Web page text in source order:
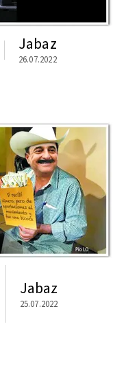
Jabaz
26.07.2022
Jabaz
25.07.2022